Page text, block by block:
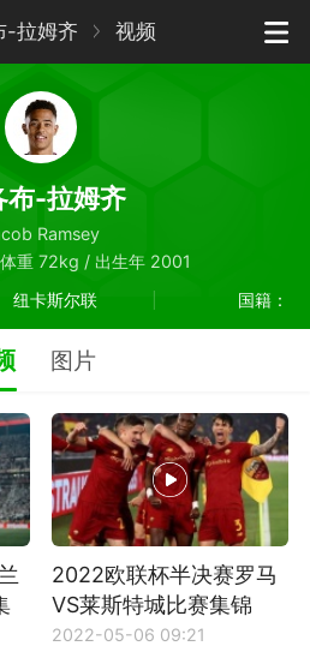
-拉姆齐 视频
布-拉姆齐
Ramsey
重 72kg / 出生年 2001
纽卡斯尔联 国籍：
图片
2022欧联杯半决赛罗马
VS莱斯特城比赛集锦
2022-05-06 09:21